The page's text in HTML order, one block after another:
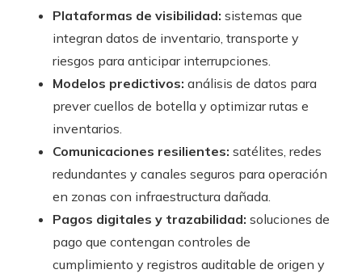
Plataformas de visibilidad: sistemas que
integran datos de inventario, transporte y
riesgos para anticipar interrupciones.
Modelos predictivos: análisis de datos para
prever cuellos de botella y optimizar rutas e
inventarios.
Comunicaciones resilientes: satélites, redes
redundantes y canales seguros para operación
en zonas con infraestructura dañada.
Pagos digitales y trazabilidad: soluciones de
pago que contengan controles de
cumplimiento y registros auditable de origen y